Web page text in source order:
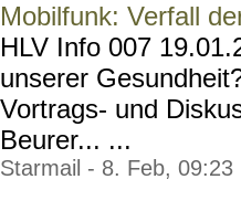
Mobilfunk: Verfall
HLV Info 007
unserer
Vortrags- und
Beurer... ...
Starmail - 8. Feb, 09:23